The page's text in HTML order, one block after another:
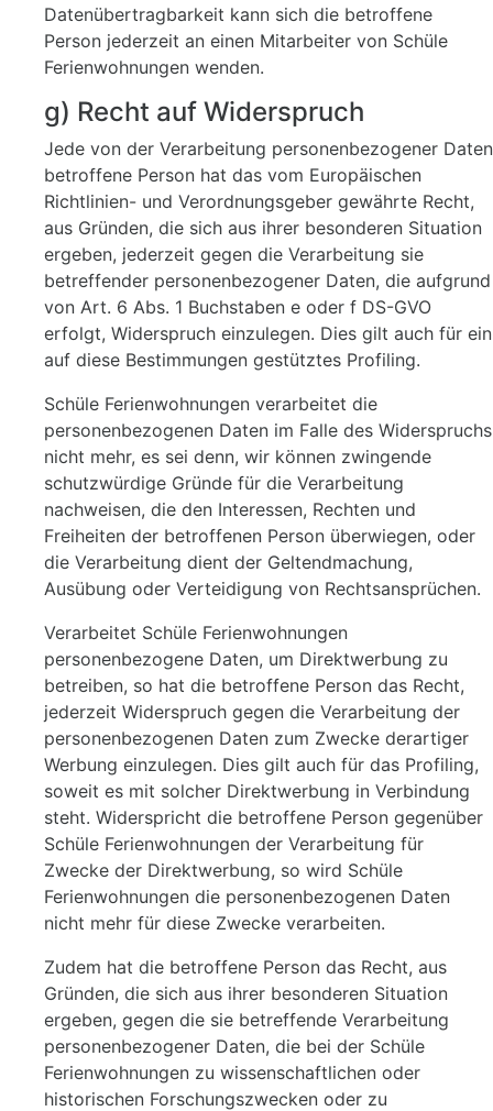
Datenübertragbarkeit kann sich die betroffene
Person jederzeit an einen Mitarbeiter von Schüle
Ferienwohnungen wenden.
g) Recht auf Widerspruch
Jede von der Verarbeitung personenbezogener Daten
betroffene Person hat das vom Europäischen
Richtlinien- und Verordnungsgeber gewährte Recht,
aus Gründen, die sich aus ihrer besonderen Situation
ergeben, jederzeit gegen die Verarbeitung sie
betreffender personenbezogener Daten, die aufgrund
von Art. 6 Abs. 1 Buchstaben e oder f DS-GVO
erfolgt, Widerspruch einzulegen. Dies gilt auch für ein
auf diese Bestimmungen gestütztes Profiling.
Schüle Ferienwohnungen verarbeitet die
personenbezogenen Daten im Falle des Widerspruchs
nicht mehr, es sei denn, wir können zwingende
schutzwürdige Gründe für die Verarbeitung
nachweisen, die den Interessen, Rechten und
Freiheiten der betroffenen Person überwiegen, oder
die Verarbeitung dient der Geltendmachung,
Ausübung oder Verteidigung von Rechtsansprüchen.
Verarbeitet Schüle Ferienwohnungen
personenbezogene Daten, um Direktwerbung zu
betreiben, so hat die betroffene Person das Recht,
jederzeit Widerspruch gegen die Verarbeitung der
personenbezogenen Daten zum Zwecke derartiger
Werbung einzulegen. Dies gilt auch für das Profiling,
soweit es mit solcher Direktwerbung in Verbindung
steht. Widerspricht die betroffene Person gegenüber
Schüle Ferienwohnungen der Verarbeitung für
Zwecke der Direktwerbung, so wird Schüle
Ferienwohnungen die personenbezogenen Daten
nicht mehr für diese Zwecke verarbeiten.
Zudem hat die betroffene Person das Recht, aus
Gründen, die sich aus ihrer besonderen Situation
ergeben, gegen die sie betreffende Verarbeitung
personenbezogener Daten, die bei der Schüle
Ferienwohnungen zu wissenschaftlichen oder
historischen Forschungszwecken oder zu